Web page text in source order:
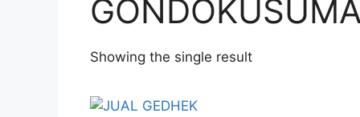
Showing the single result